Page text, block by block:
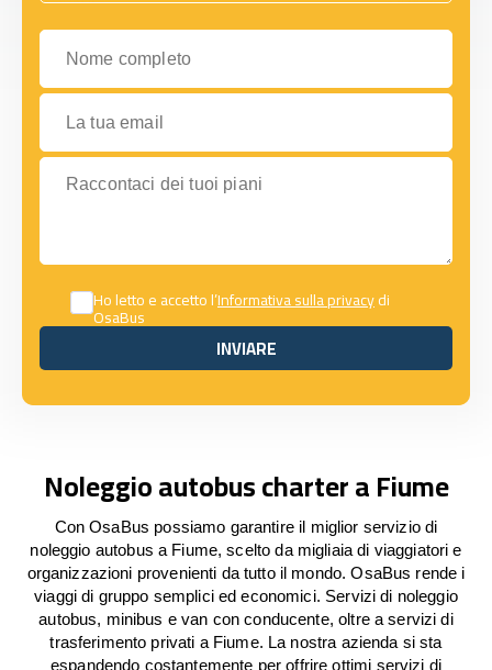
Nome completo
La tua email
Raccontaci dei tuoi piani
Ho letto e accetto l’Informativa sulla privacydi
OsaBus
INVIARE
INVIARE
Noleggio autobus charter a Fiume
Con OsaBus possiamo garantire il miglior servizio di
noleggio autobus a Fiume, scelto da migliaia di viaggiatori e
organizzazioni provenienti da tutto il mondo. OsaBus rende i
viaggi di gruppo semplici ed economici. Servizi di noleggio
autobus, minibus e van con conducente, oltre a servizi di
trasferimento privati a Fiume. La nostra azienda si sta
espandendo costantemente per offrire ottimi servizi di